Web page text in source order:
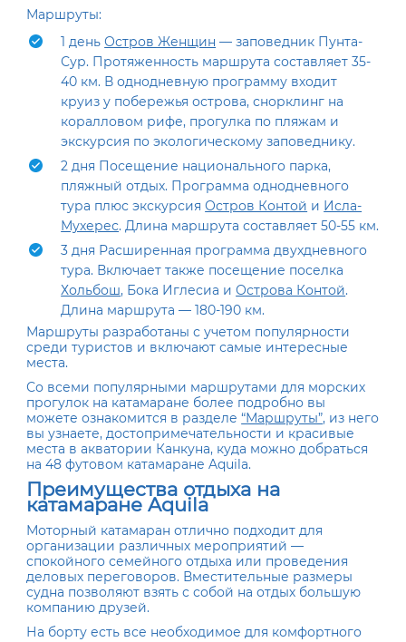
Маршруты:
1 деньОстров Женщин — заповедник Пунта-
Сур. Протяженность маршрута составляет 35-
40 км. В однодневную программу входит
круиз у побережья острова, снорклинг на
коралловом рифе, прогулка по пляжам и
экскурсия по экологическому заповеднику.
2 дня Посещение национального парка,
пляжный отдых. Программа однодневного
тура плюс экскурсияОстров Контой и Исла-
Мухерес. Длина маршрута составляет 50-55 км.
3 дня Расширенная программа двухдневного
тура. Включает также посещение поселка
Хольбош, Бока Иглесиа иОстрова Контой.
Длина маршрута — 180-190 км.
Маршруты разработаны с учетом популярности
среди туристов и включают самые интересные
места.
Со всеми популярными маршрутами для морских
прогулок на катамаране более подробно вы
можете ознакомится в разделе“Маршруты”, из него
вы узнаете, достопримечательности и красивые
места в акватории Канкуна, куда можно добраться
на 48 футовом катамаранеAquila.
Преимущества отдыха на
катамаране Aquila
Моторный катамаран отлично подходит для
организации различных мероприятий —
спокойного семейного отдыха или проведения
деловых переговоров. Вместительные размеры
судна позволяют взять с собой на отдых большую
компанию друзей.
На борту есть все необходимое для комфортного